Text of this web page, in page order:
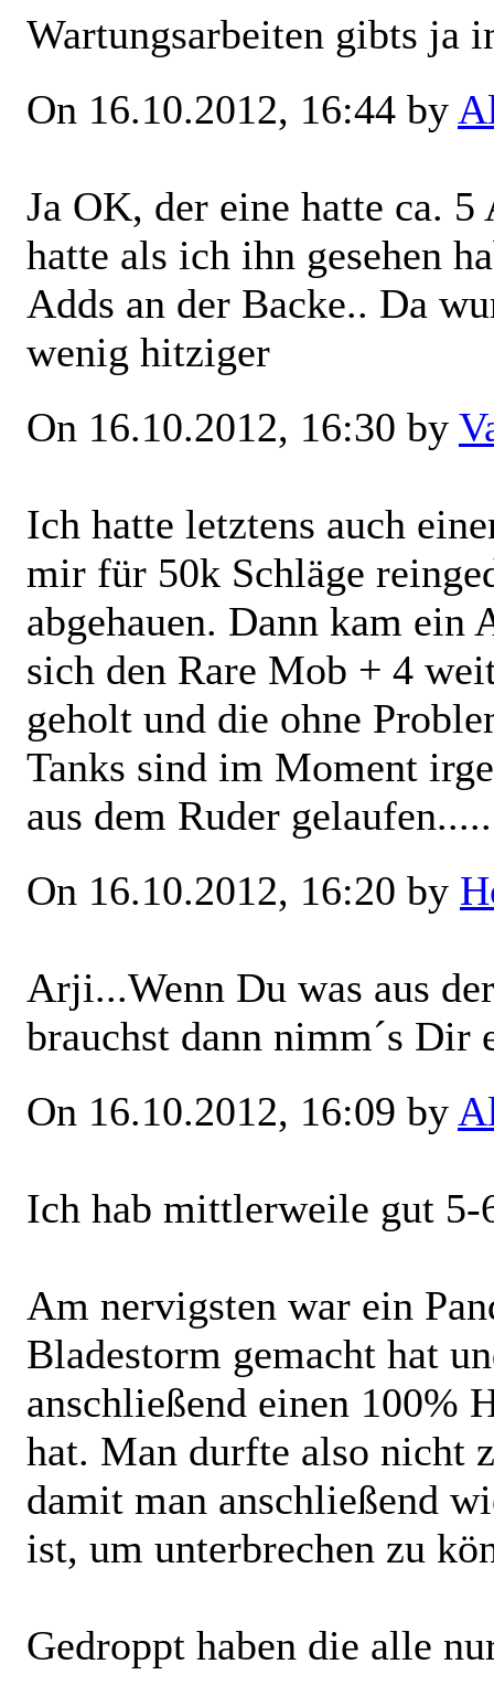
Wartungsarbeiten gibts ja
On 16.10.2012, 16:44 by
Ja OK, der eine hatte ca.
hatte als ich ihn gesehen
Adds an der Backe.. Da
wenig hitziger
On 16.10.2012, 16:30 by
Ich hatte letztens auch
mir für 50k Schläge
abgehauen. Dann kam ein
sich den Rare Mob + 4
geholt und die ohne
Tanks sind im Moment
aus dem Ruder gelaufen.....
On 16.10.2012, 16:20 by
Arji...Wenn Du was aus
brauchst dann nimm´s Dir
On 16.10.2012, 16:09 by
Ich hab mittlerweile gut 5-
Am nervigsten war ein
Bladestorm gemacht hat
anschließend einen 100%
hat. Man durfte also nicht
damit man anschließend
ist, um unterbrechen zu
Gedroppt haben die alle